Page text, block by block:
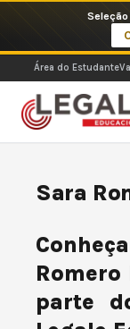
o
conteúdo
Imperdíveis no Pix:
Área do Estudante
Sara
parte